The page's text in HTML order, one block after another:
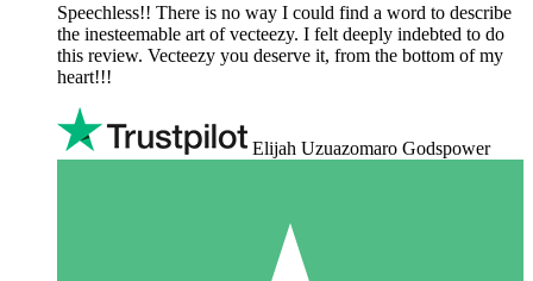
Speechless!! There is no way I could find a word to describe
the inesteemable art of vecteezy. I felt deeply indebted to do
this review. Vecteezy you deserve it, from the bottom of my
heart!!!
Elijah Uzuazomaro Godspower